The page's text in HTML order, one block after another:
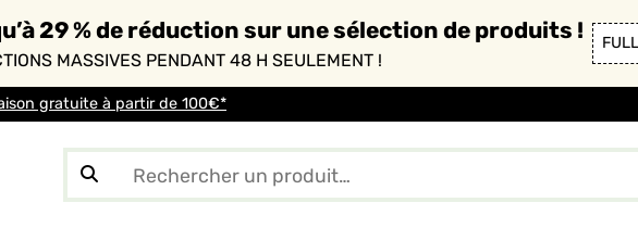
29 % de réduction sur une sélection de produits !
MASSIVES PENDANT 48 H SEULEMENT !
gratuite à partir de 100€*